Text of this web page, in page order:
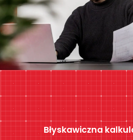
Błyskawiczna